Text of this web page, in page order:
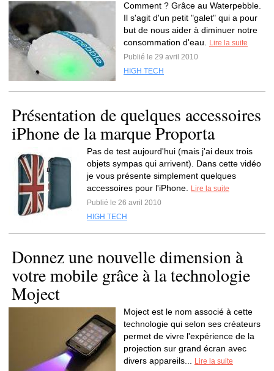
Comment ? Grâce au Waterpebble.
Il s'agit d'un petit "galet" qui a pour
but de nous aider à diminuer notre
consommation d'eau.
Lire la suite
Publié le 29 avril 2010
HIGH TECH
Présentation de quelques accessoires
iPhone de la marque Proporta
Pas de test aujourd'hui (mais j'ai deux trois
objets sympas qui arrivent). Dans cette vidéo
je vous présente simplement quelques
accessoires pour l'iPhone.
Lire la suite
Publié le 26 avril 2010
HIGH TECH
Donnez une nouvelle dimension à
votre mobile grâce à la technologie
Moject
Moject est le nom associé à cette
technologie qui selon ses créateurs
permet de vivre l'expérience de la
projection sur grand écran avec
divers appareils...
Lire la suite